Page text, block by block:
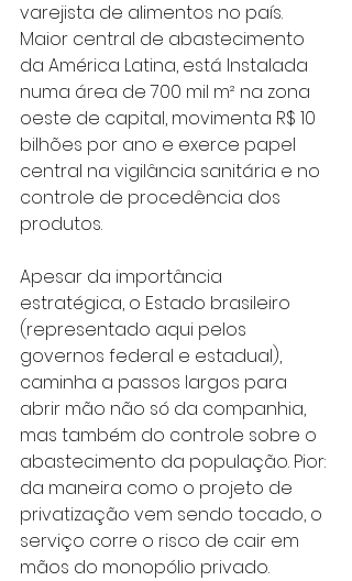
varejista de alimentos no país.
Maior central de abastecimento
da América Latina, está Instalada
numa área de 700 mil m² na zona
oeste de capital, movimenta R$ 10
bilhões por ano e exerce papel
central na vigilância sanitária e no
controle de procedência dos
produtos.
Apesar da importância
estratégica, o Estado brasileiro
(representado aqui pelos
governos federal e estadual),
caminha a passos largos para
abrir mão não só da companhia,
mas também do controle sobre o
abastecimento da população. Pior:
da maneira como o projeto de
privatização vem sendo tocado, o
serviço corre o risco de cair em
mãos do monopólio privado.